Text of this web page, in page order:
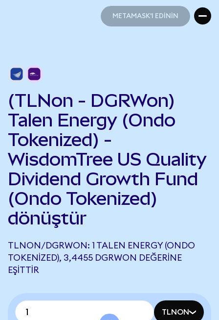
METAMASK'I EDİNİN
(TLNon - DGRWon)
Talen Energy (Ondo
Tokenized) -
WisdomTree US Quality
Dividend Growth Fund
(Ondo Tokenized)
dönüştür
TLNON/DGRWON: 1 TALEN ENERGY (ONDO
TOKENIZED), 3,4455 DGRWON DEĞERINE
EŞITTIR
TLNON